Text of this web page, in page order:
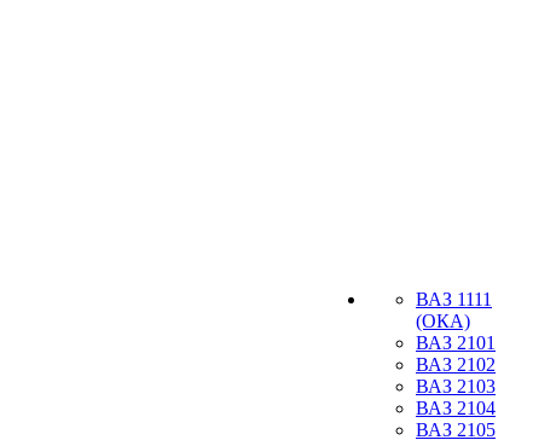
ВАЗ 1111
(ОКА)
ВАЗ 2101
ВАЗ 2102
ВАЗ 2103
ВАЗ 2104
ВАЗ 2105